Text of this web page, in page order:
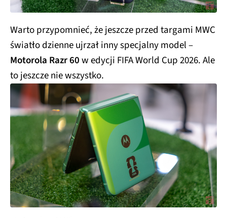
Warto przypomnieć, że jeszcze przed targami MWC
światło dzienne ujrzał inny specjalny model –
Motorola Razr 60w edycji FIFA World Cup 2026. Ale
to jeszcze nie wszystko.